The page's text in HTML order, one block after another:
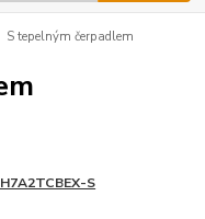
S tepelným čerpadlem
S